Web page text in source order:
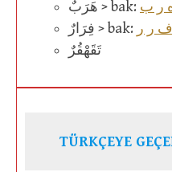
هَرَبٌ > bak: ر ب
فِرَارٌ > bak: ف ر ر
تَقَهْقُرٌ
TÜRKÇEYE